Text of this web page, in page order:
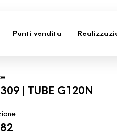
Punti vendita
| TUBE G120N